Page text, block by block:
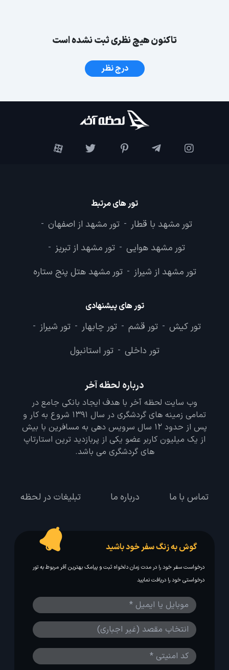
تاکنون هیچ نظری ثبت نشده است
درج نظر
تور های مرتبط
تور مشهد با قطار - تور مشهد از اصفهان -
تور مشهد هوایی - تور مشهد از تبریز -
تور مشهد از شیراز - تور مشهد هتل پنج ستاره
تور های پیشنهادی
تور کیش - تور قشم - تور چابهار - تور شیراز -
تور داخلی - تور استانبول
درباره لحظه آخر
وب سایت لحظه آخر با هدف ایجاد بانکی جامع در
تمامی زمینه های گردشگری در سال 1391 شروع به کار و
پس از حدود 12 سال سرویس دهی به مسافرین با بیش
از یک میلیون کاربر عضو یکی از پربازدید ترین استارتاپ
های گردشگری می باشد.
تماس با ما درباره ما تبلیغات در لحظه
گوش به زنگ سفر خود باشید
درخواست سفر خود را در مدت زمان دلخواه ثبت و پیامک بهترین آفر مربوط به تور
درخواستی خود را دریافت نمایید